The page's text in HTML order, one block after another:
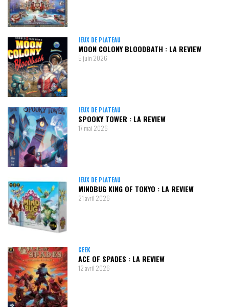
JEUX DE PLATEAU
MOON COLONY BLOODBATH : LA REVIEW
5 juin 2026
JEUX DE PLATEAU
SPOOKY TOWER : LA REVIEW
17 mai 2026
JEUX DE PLATEAU
MINDBUG KING OF TOKYO : LA REVIEW
21 avril 2026
GEEK
ACE OF SPADES : LA REVIEW
12 avril 2026